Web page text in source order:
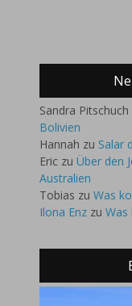
Sandra Pitschuch
Bolivien
Hannah zu Salar
Eric zu Über den
Australien
Tobias zu Was
Ilona Enz zu Was